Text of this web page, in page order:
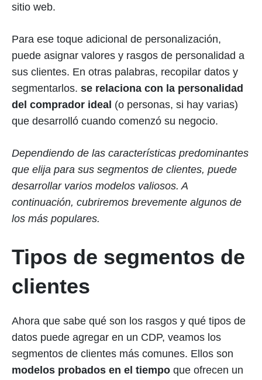
sitio web.
Para ese toque adicional de personalización,
puede asignar valores y rasgos de personalidad a
sus clientes. En otras palabras, recopilar datos y
segmentarlos. se relaciona con la personalidad
del comprador ideal (o personas, si hay varias)
que desarrolló cuando comenzó su negocio.
Dependiendo de las características predominantes
que elija para sus segmentos de clientes, puede
desarrollar varios modelos valiosos. A
continuación, cubriremos brevemente algunos de
los más populares.
Tipos de segmentos de
clientes
Ahora que sabe qué son los rasgos y qué tipos de
datos puede agregar en un CDP, veamos los
segmentos de clientes más comunes. Ellos son
modelos probados en el tiempo que ofrecen un